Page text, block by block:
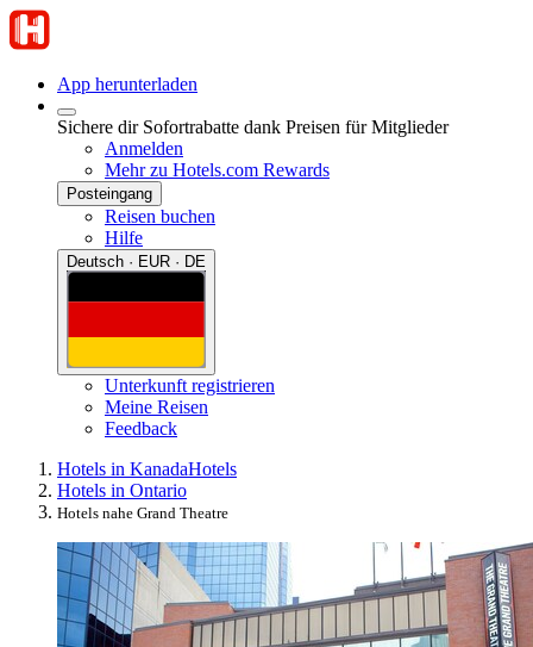
App herunterladen
Sichere dir Sofortrabatte dank Preisen für Mitglieder
Anmelden
Mehr zu Hotels.com Rewards
Posteingang
Reisen buchen
Hilfe
Deutsch · EUR · DE
Unterkunft registrieren
Meine Reisen
Feedback
Hotels in KanadaHotels
Hotels in Ontario
Hotels nahe Grand Theatre